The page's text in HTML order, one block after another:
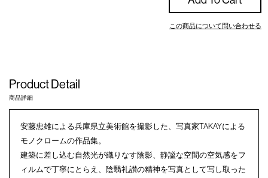
この商品について問い合わせる
Product Detail
商品詳細
安藤忠雄による兵庫県立美術館を撮影した、写真家TAKAYによる
モノクロームの作品集。
建築に差し込む自然光が織りなす陰影、静謐な空間の空気感をフ
ィルムで丁寧にとらえ、陰翳礼讃の精神を写真として写し取った